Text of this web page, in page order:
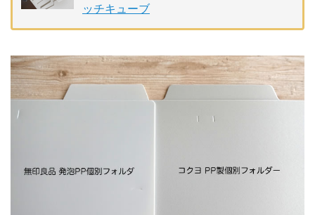
ッチキューブ